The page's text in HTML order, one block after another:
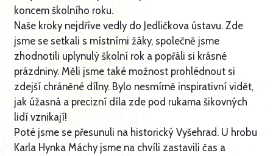
koncem školního roku.
​Naše kroky nejdříve vedly do Jedličkova ústavu. Zde
jsme se setkali s místními žáky, společně jsme
zhodnotili uplynulý školní rok a popřáli si krásné
prázdniny. Měli jsme také možnost prohlédnout si
zdejší chráněné dílny. Bylo nesmírně inspirativní vidět,
jak úžasná a precizní díla zde pod rukama šikovných
lidí vznikají!
​Poté jsme se přesunuli na historický Vyšehrad. U hrobu
Karla Hynka Máchy jsme na chvíli zastavili čas a